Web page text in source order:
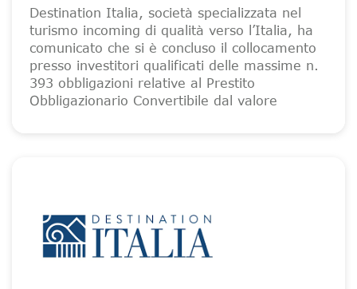
Destination Italia, società specializzata nel
turismo incoming di qualità verso l’Italia, ha
comunicato che si è concluso il collocamento
presso investitori qualificati delle massime n.
393 obbligazioni relative al Prestito
Obbligazionario Convertibile dal valore